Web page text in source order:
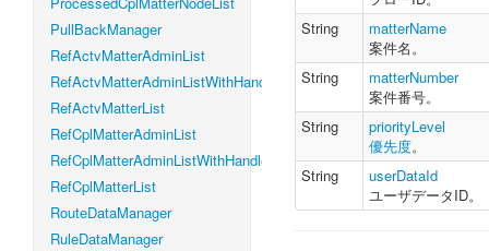
PullBackManager
RefActvMatterAdminList
RefActvMatterAdminListWithHandleLevel
RefActvMatterList
RefCplMatterAdminList
RefCplMatterAdminListWithHandleLevel
RefCplMatterList
RouteDataManager
RuleDataManager
String
matterName
案件名。
String
matterNumber
案件番号。
String
priorityLevel
優先度。
String
userDataId
ユーザデータID。